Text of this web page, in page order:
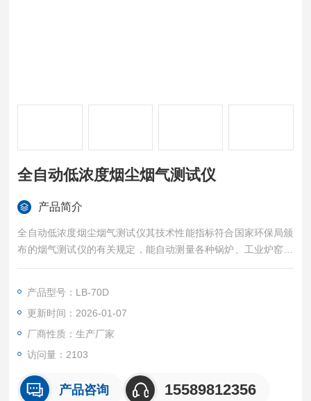
全自动低浓度烟尘烟气测试仪
产品简介
全自动低浓度烟尘烟气测试仪其技术性能指标符合国家环保局颁
布的烟气测试仪的有关规定，能自动测量各种锅炉、工业炉窑排
放烟气中O2、SO2、NO、NO2、CO、CO2、H2S气体的浓
计前压力等参数。
产品型号：LB-70D
更新时间：2026-01-07
厂商性质：生产厂家
访问量：2103
产品咨询 15589812356